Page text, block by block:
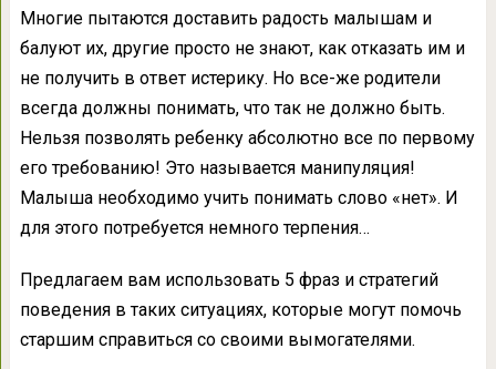
Многие пытаются доставить радость малышам и
балуют их, другие просто не знают, как отказать им и
не получить в ответ истерику. Но все-же родители
всегда должны понимать, что так не должно быть.
Нельзя позволять ребенку абсолютно все по первому
его требованию! Это называется манипуляция!
Малыша необходимо учить понимать слово «нет». И
для этого потребуется немного терпения…
Предлагаем вам использовать 5 фраз и стратегий
поведения в таких ситуациях, которые могут помочь
старшим справиться со своими вымогателями.